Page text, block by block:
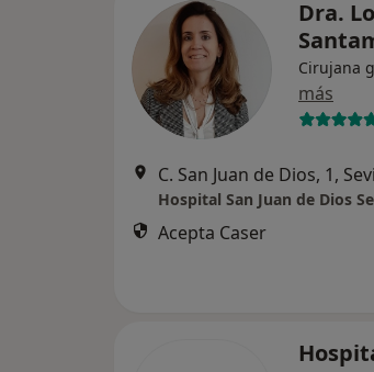
Dra.
Cirujana
más
C. San Juan de Dios, 1,
Hospital San Juan de Dios
Acepta Caser